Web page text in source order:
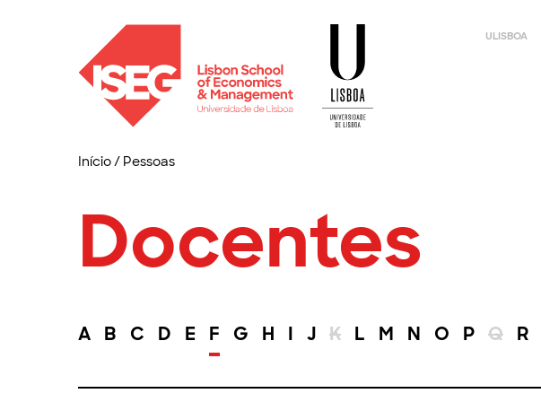
ULISBOA
Início/ Pessoas
Docentes
A B C D E F G H I J K L M N O P Q R